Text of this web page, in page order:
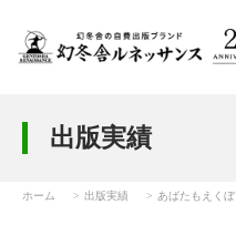
出版実績
ホーム 出版実績 あばたもえくぼ